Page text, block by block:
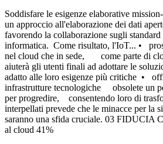
Soddisfare le esigenze elaborative
un approccio all'elaborazione dei dati
favorendo la collaborazione sugli standard
informatica. Come risultato, l'IoT... •
nel cloud che in sede, come parte di
aiuterà gli utenti finali ad adottare le
adatto alle loro esigenze più critiche •
infrastrutture tecnologiche obsolete un
per progredire, consentendo loro di
interpellati prevede che le minacce per la
saranno una sfida cruciale. 03 FIDUCIA
al cloud 41%